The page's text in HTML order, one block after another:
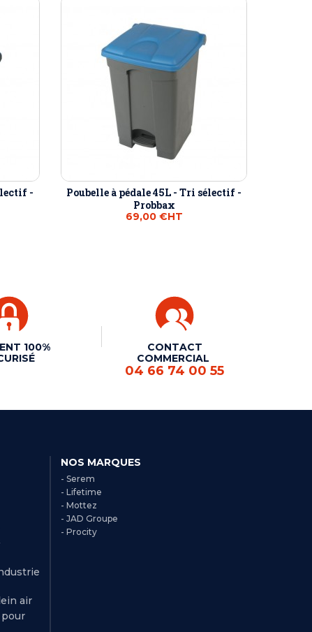
-
Poubelle à pédale 45L - Tri sélectif -
Probbax
69,00 €HT
100%
CONTACT
COMMERCIAL
04 66 74 00 55
air
NOS MARQUES
- Serem
- Lifetime
- Mottez
- JAD Groupe
- Procity